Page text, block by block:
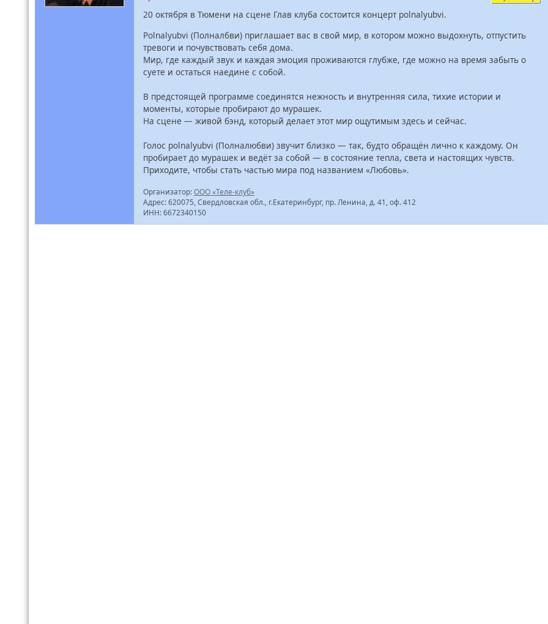
20 октября в Тюмени на сцене Глав клуба состоится концерт polnalyubvi.
Polnalyubvi (Полналбви) приглашает вас в свой мир, в котором можно выдохнуть, отпустить
тревоги и почувствовать себя дома.
Мир, где каждый звук и каждая эмоция проживаются глубже, где можно на время забыть о
суете и остаться наедине с собой.
В предстоящей программе соединятся нежность и внутренняя сила, тихие истории и
моменты, которые пробирают до мурашек.
На сцене — живой бэнд, который делает этот мир ощутимым здесь и сейчас.
Голос polnalyubvi (Полналюбви) звучит близко — так, будто обращён лично к каждому. Он
пробирает до мурашек и ведёт за собой — в состояние тепла, света и настоящих чувств.
Приходите, чтобы стать частью мира под названием «Любовь».
Организатор:ООО «Теле-клуб»
Адрес: 620075, Свердловская обл., г.Екатеринбург, пр. Ленина, д. 41, оф. 412
ИНН: 6672340150